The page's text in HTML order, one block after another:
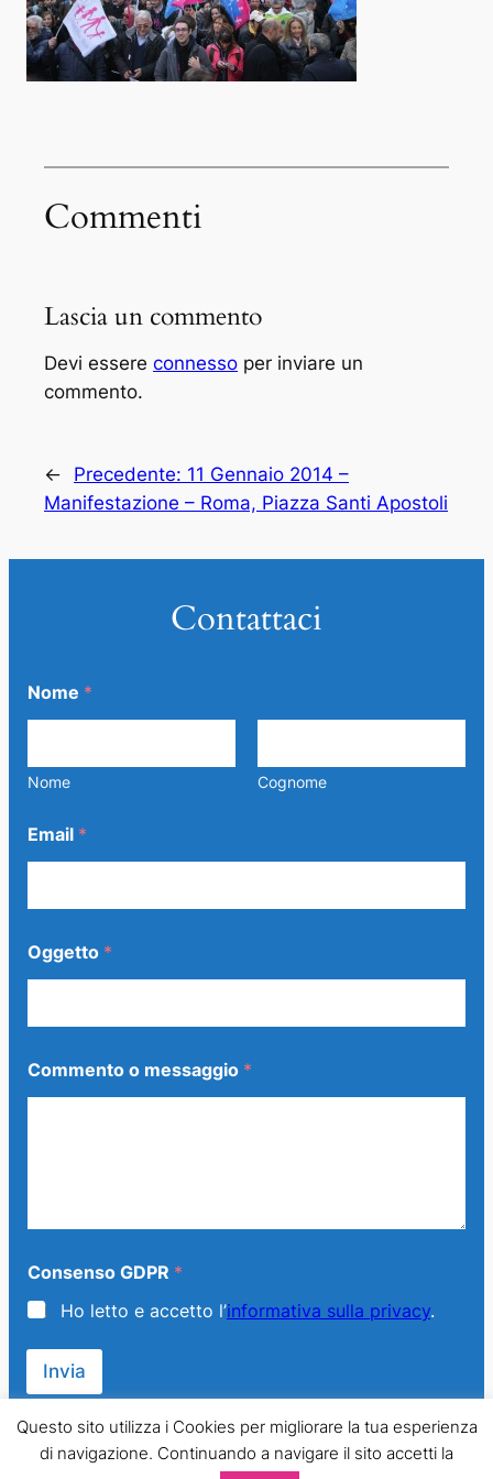
Commenti
Lascia un commento
Devi essere connesso per inviare un
commento.
← Precedente: 11 Gennaio 2014 –
Manifestazione – Roma, Piazza Santi Apostoli
Contattaci
Nome *
Nome Cognome
Email *
Oggetto *
e
s
*
Commento o messaggio *
Consenso GDPR *
Ho letto e accetto l’informativa sulla privacy.
Invia
© 2013 – 2024 Generazione Famiglia – LMPT Italia. All Rights
Questo sito utilizza i Cookies per migliorare la tua esperienza
di navigazione. Continuando a navigare il sito accetti la